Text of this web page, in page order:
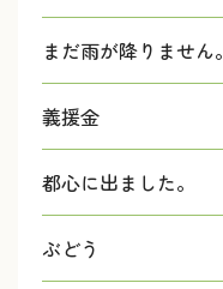
まだ雨が降りません。
義援金
都心に出ました。
ぶどう